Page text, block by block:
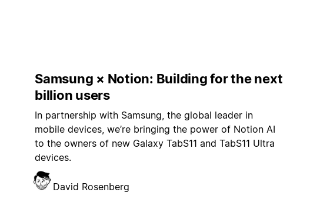
Samsung × Notion: Building for the next
billion users
In partnership with Samsung, the global leader in
mobile devices, we’re bringing the power of Notion AI
to the owners of new Galaxy TabS11 and TabS11 Ultra
devices.
David Rosenberg